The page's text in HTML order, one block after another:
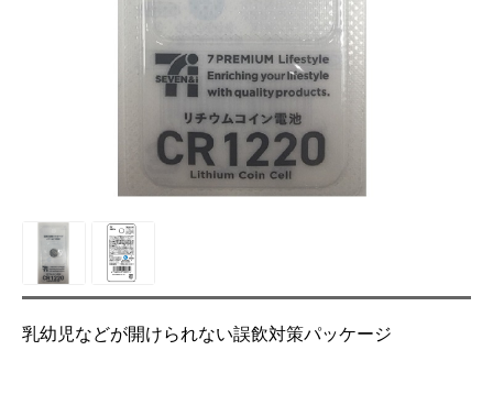
乳幼児などが開けられない誤飲対策パッケージ